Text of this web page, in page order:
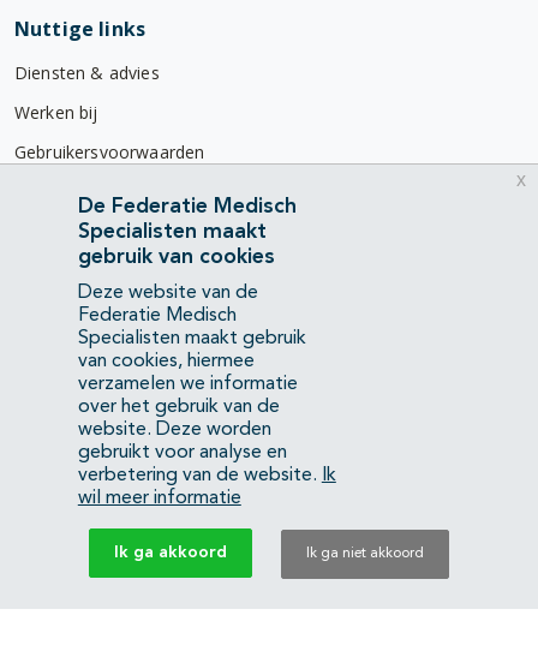
Nuttige links
Diensten & advies
Werken bij
Gebruikersvoorwaarden
Privacyverklaring
Contact
Mercatorlaan 1200
3528 BL Utrecht
(088) 505 34 34
info@richtlijnendatabase.nl
YouTubeLinkedIn
KvK Federatie Medisch Specialisten:40483480
Privacyverklaring
De Federatie Medisch
Specialisten maakt
gebruik van cookies
Deze website van de
Federatie Medisch
Specialisten maakt gebruik
van cookies, hiermee
verzamelen we informatie
over het gebruik van de
website. Deze worden
gebruikt voor analyse en
verbetering van de website.
Ik
wil meer informatie
Ik ga akkoord Ik ga niet akkoord
x